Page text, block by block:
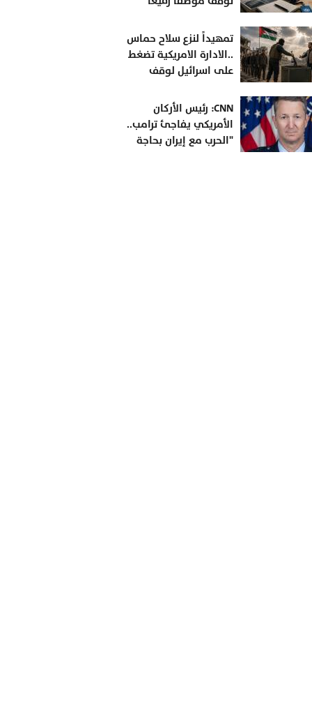
إسرائيل
تمهيداً لنزع سلاح حماس
..الادارة الامريكية تضغط
على اسرائيل لوقف
في غزةCNN: رئيس الأركان
الأمريكي يفاجئ ترامب..
"الحرب مع إيران بحاجة